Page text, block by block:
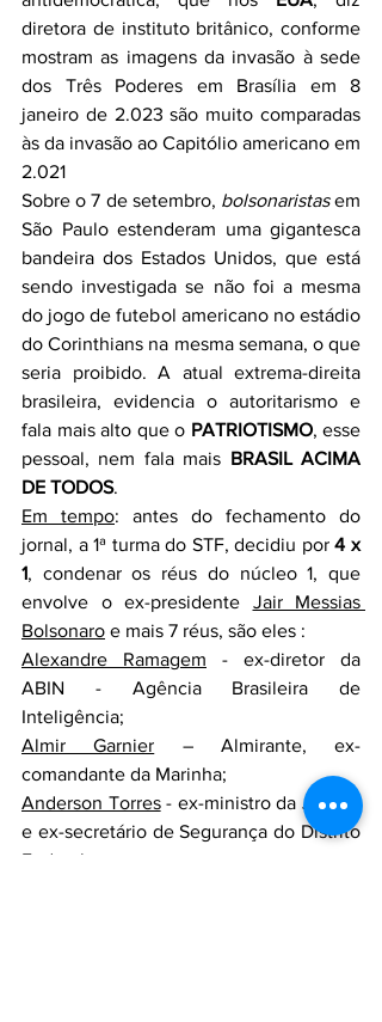
diretora de instituto britânico, conforme
mostram as imagens da invasão à sede
dos Três Poderes em Brasília em 8
janeiro de 2.023 são muito comparadas
às da invasão ao Capitólio americano em
2.021
Sobre o 7 de setembro, bolsonaristas em
São Paulo estenderam uma gigantesca
bandeira dos Estados Unidos, que está
sendo investigada se não foi a mesma
do jogo de futebol americano no estádio
do Corinthians na mesma semana, o que
seria proibido. A atual extrema-direita
brasileira, evidencia o autoritarismo e
fala mais alto que o PATRIOTISMO, esse
pessoal, nem fala mais BRASIL ACIMA
DE TODOS.
Em tempo: antes do fechamento do
jornal, a 1ª turma do STF, decidiu por 4 x
1, condenar os réus do núcleo 1, que
envolve o ex-presidente Jair Messias
Bolsonaro e mais 7 réus, são eles :
Alexandre Ramagem - ex-diretor da
ABIN - Agência Brasileira de
Inteligência;
Almir Garnier – Almirante, ex-
comandante da Marinha;
Anderson Torres - ex-ministro da Justiça
e ex-secretário de Segurança do Distrito
Federal;